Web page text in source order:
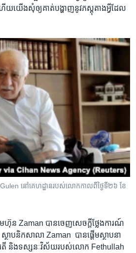
យើង​សុំ​ឲ្យ​គាត់​បង្ហាញ​នូវ​ភស្តុតាង​អ្វី​ដែល​
នៅគេហដ្ឋានរបស់លោកកាលពីថ្ងៃទី២៦ ខែ
មហ៊ុន​ Zaman ​បាន​ចេញ​សេចក្ដី​ថ្លែង​ការណ៍​
បនិក​សាលា​ Zaman ​ បាន​ផ្ដើម​ស្ថាបនា​
រតី​ និង​ទស្សនៈ​វិស័យ​របស់​លោក​ Fethullah